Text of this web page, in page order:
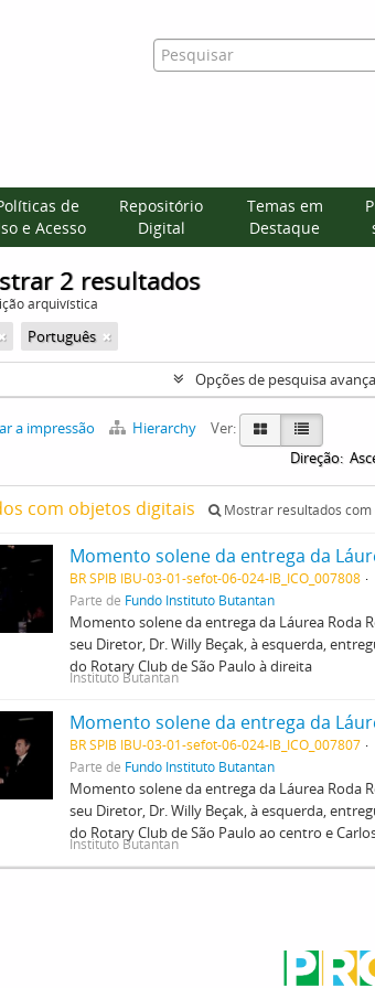
de
e Acesso
Repositório
Digital
Temas em
Destaque
2 resultados
arquivística
Português
Opções de pesquisa
a impressão Hierarchy
Ver:
Direção:
com objetos digitais Mostrar resultados
BR SPIB IBU-03-01-sefot-06-024-IB_ICO_007808
Parte de Fundo Instituto Butantan
Momento solene da entrega da Láurea Roda
seu Diretor, Dr. Willy Beçak, à esquerda,
do Rotary Club de São Paulo à direita
Instituto Butantan
BR SPIB IBU-03-01-sefot-06-024-IB_ICO_007807
Parte de Fundo Instituto Butantan
Momento solene da entrega da Láurea Roda
seu Diretor, Dr. Willy Beçak, à esquerda,
do Rotary Club de São Paulo ao centro e
Instituto Butantan